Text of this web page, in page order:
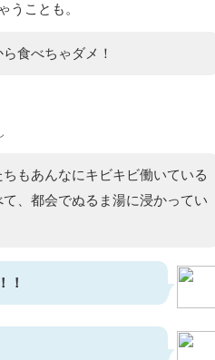
うことも。
食べちゃダメ！
もあんなにキビキビ働いている
、都会でぬるま湯に浸かってい
！